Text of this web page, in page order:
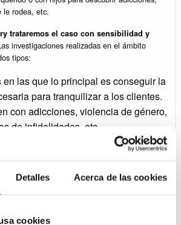
Detalles Acerca de las cookies
cookies
le rodea, etc.
trataremos el caso con sensibilidad y
investigaciones realizadas en el ámbito
tipos:
en las que lo principal es conseguir la
para tranquilizar a los clientes.
con adicciones, violencia de género,
de infidelidades, etc.
las que lo más importante es
con casos de custodia de